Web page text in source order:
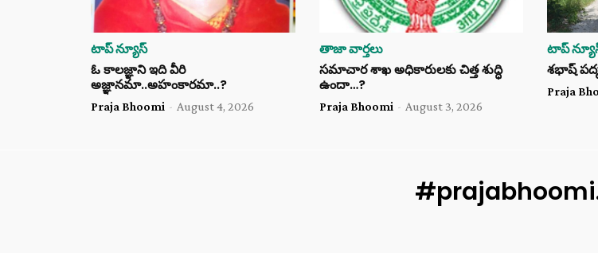
టాప్ న్యూస్
ఓ కాలజ్ఞాని ఇది వీరి
అజ్ఞానమా..అహంకారమా..?
Praja Bhoomi - August 4, 2026
తాజా వార్తలు
సమాచార శాఖ అధికారులకు చిత్త శుద్ధి
ఉందా…?
Praja Bhoomi - August 3, 2026
టాప్
శభాష్
Praja